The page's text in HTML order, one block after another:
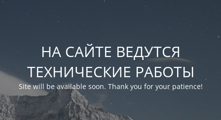
НА САЙТЕ ВЕДУТСЯ
ТЕХНИЧЕСКИЕ РАБОТЫ
Site will be available soon. Thank you for your patience!